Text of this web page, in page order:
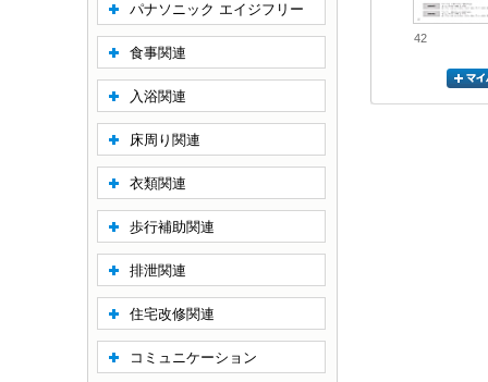
42
パナソニック エイジフリー
食事関連
入浴関連
床周り関連
衣類関連
歩行補助関連
排泄関連
住宅改修関連
コミュニケーション